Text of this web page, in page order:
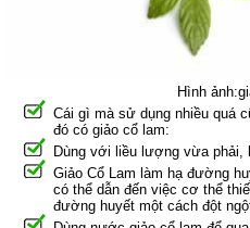
Hình
Cái gì mà sử dụng nhiều quá
đó có giảo cổ lam:
Dùng với liều lượng vừa phải,
Giảo Cổ Lam làm hạ đường
có thể dẫn đến việc cơ thể
đường huyết một cách đột